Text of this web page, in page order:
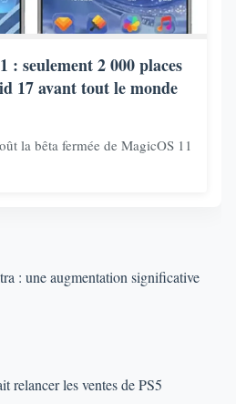
: seulement 2 000 places
17 avant tout le monde
la bêta fermée de MagicOS 11
: une augmentation significative
relancer les ventes de PS5